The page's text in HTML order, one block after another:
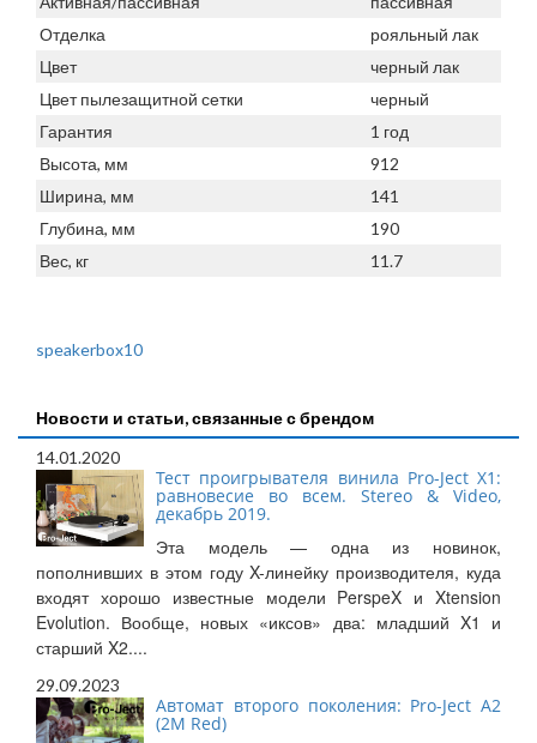
Отделка
рояльный лак
Цвет
черный лак
Цвет пылезащитной сетки
черный
Гарантия
1 год
Высота, мм
912
Ширина, мм
141
Глубина, мм
190
Вес, кг
11.7
speakerbox10
Новости и статьи, связанные с брендом
14.01.2020
Тест проигрывателя винила Pro-Ject X1:
равновесие во всем. Stereo & Video,
декабрь 2019.
Эта модель — одна из новинок,
пополнивших в этом году X-линейку производителя, куда
входят хорошо известные модели PerspeX и Xtension
Evolution. Вообще, новых «иксов» два: младший X1 и
старший X2....
29.09.2023
Автомат второго поколения: Pro-Ject A2
(2M Red)